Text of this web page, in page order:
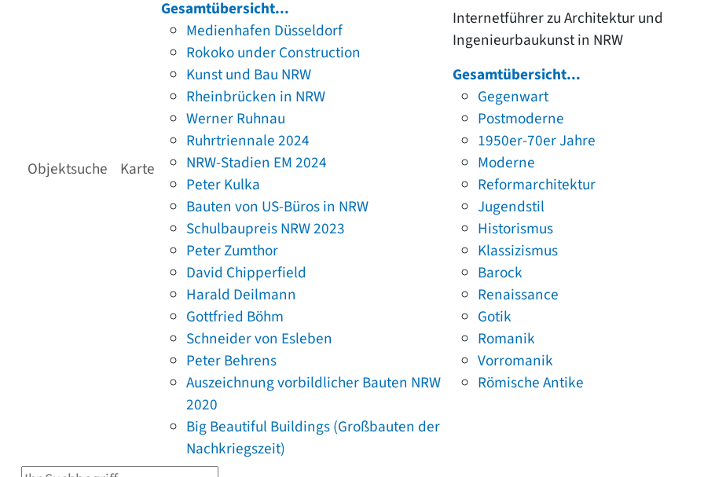
Objektsuche Karte
Gesamtübersicht...
Medienhafen Düsseldorf
Rokoko under Construction
Kunst und Bau NRW
Rheinbrücken in NRW
Werner Ruhnau
Ruhrtriennale 2024
NRW-Stadien EM 2024
Peter Kulka
Bauten von US-Büros in NRW
Schulbaupreis NRW 2023
Peter Zumthor
David Chipperfield
Harald Deilmann
Gottfried Böhm
Schneider von Esleben
Peter Behrens
Auszeichnung vorbildlicher Bauten NRW
2020
Big Beautiful Buildings (Großbauten der
Nachkriegszeit)
Internetführer zu Architektur und
Ingenieurbaukunst in NRW
Gesamtübersicht...
Gegenwart
Postmoderne
1950er-70er Jahre
Moderne
Reformarchitektur
Jugendstil
Historismus
Klassizismus
Barock
Renaissance
Gotik
Romanik
Vorromanik
Römische Antike